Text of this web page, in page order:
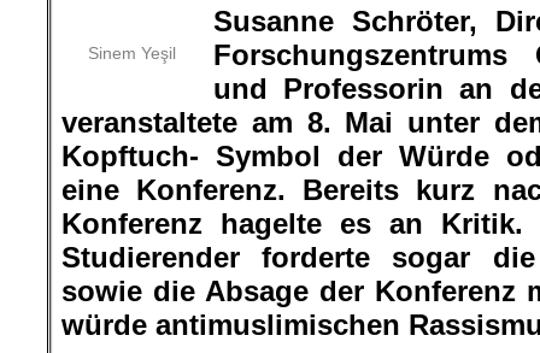
Sinem Yeşil
Susanne Schröter,
und Professorin an
veranstaltete am 8. Mai unter
Kopftuch- Symbol der Würde
eine Konferenz. Bereits kurz
Konferenz hagelte es an Kritik.
Studierender forderte sogar
sowie die Absage der Konferenz
würde antimuslimischen